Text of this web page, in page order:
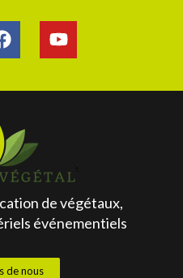
de végétaux,
événementiels
de nous